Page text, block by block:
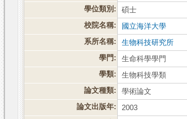
學位類別:
碩士
校院名稱:
國立海洋大學
系所名稱:
生物科技研究所
學門:
生命科學學門
學類:
生物科技學類
論文種類:
學術論文
論文出版年:
2003